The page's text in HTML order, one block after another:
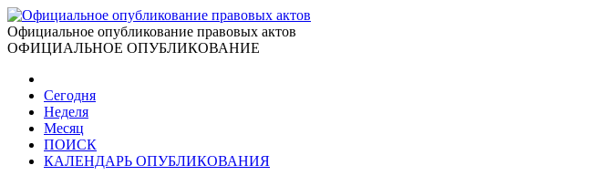
Официальное опубликование правовых актов
ОФИЦИАЛЬНОЕ ОПУБЛИКОВАНИЕ
Сегодня
Неделя
Месяц
ПОИСК
КАЛЕНДАРЬ ОПУБЛИКОВАНИЯ